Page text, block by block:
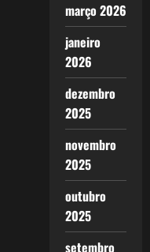
março 2026
janeiro
2026
dezembro
2025
novembro
2025
outubro
2025
setembro